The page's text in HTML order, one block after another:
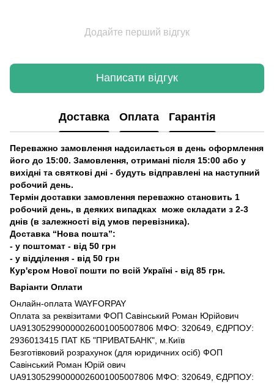
Додайте перший відгук
Написати відгук
Доставка Оплата Гарантія
Переважно замовлення надсилається в день оформлення
його до 15:00. Замовлення, отримані після 15:00 або у
вихідні та святкові дні - будуть відправлені на наступний
робочий день.
Термін доставки замовлення переважно становить 1
робочий день, в деяких випадках може складати з 2-3
днів (в залежності від умов перевізника).
Доставка “Нова пошта”:
- у поштомат - від 50 грн
- у відділення - від 50 грн
Кур'єром Нової пошти по всій Україні - від 85 грн.
Варіанти Оплати
Онлайн-оплата WAYFORPAY
Оплата за реквізитами ФОП Савінський Роман Юрійович
UA913052990000026001005007806 МФО: 320649, ЄДРПОУ:
2936013415 ПАТ КБ "ПРИВАТБАНК", м.Київ
Безготівковий розрахунок (для юридичних осіб) ФОП
Савінський Роман Юрій ович
UA913052990000026001005007806 МФО: 320649, ЄДРПОУ: